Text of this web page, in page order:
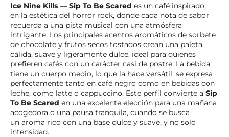
Ice Nine Kills — Sip To Be Scared es un café inspirado
en la estética del horror rock, donde cada nota de sabor
recuerda a una pista musical con una atmósfera
intrigante. Los principales acentos aromáticos de sorbete
de chocolate y frutos secos tostados crean una paleta
cálida, suave y ligeramente dulce, ideal para quienes
prefieren cafés con un carácter casi de postre. La bebida
tiene un cuerpo medio, lo que la hace versátil: se expresa
perfectamente tanto en café negro como en bebidas con
leche, como latte o cappuccino. Este perfil convierte a Sip
To Be Scared en una excelente elección para una mañana
acogedora o una pausa tranquila, cuando se busca
un aroma rico con una base dulce y suave, y no solo
intensidad.